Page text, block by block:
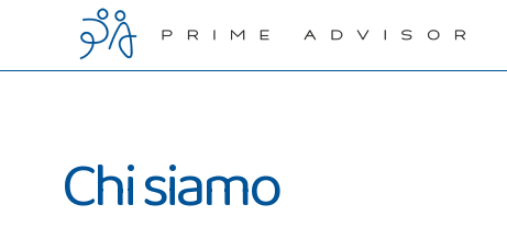
Chi siamo